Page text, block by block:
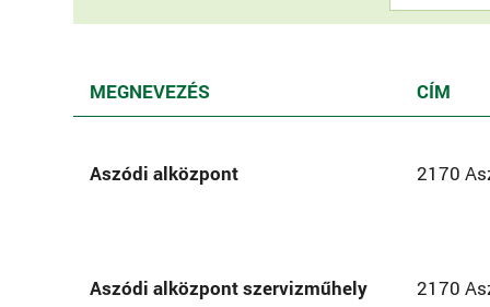
MEGNEVEZÉS CÍM
Aszódi alközpont 2170
Aszódi alközpont szervizműhely 2170